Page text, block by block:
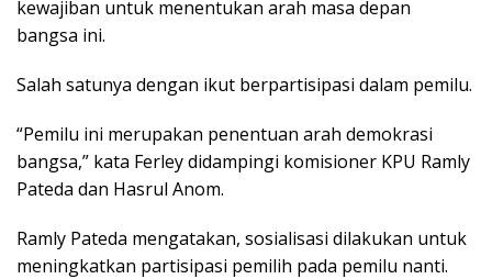
kewajiban untuk menentukan arah masa depan
bangsa ini.
Salah satunya dengan ikut berpartisipasi dalam pemilu.
“Pemilu ini merupakan penentuan arah demokrasi
bangsa,” kata Ferley didampingi komisioner KPU Ramly
Pateda dan Hasrul Anom.
Ramly Pateda mengatakan, sosialisasi dilakukan untuk
meningkatkan partisipasi pemilih pada pemilu nanti.